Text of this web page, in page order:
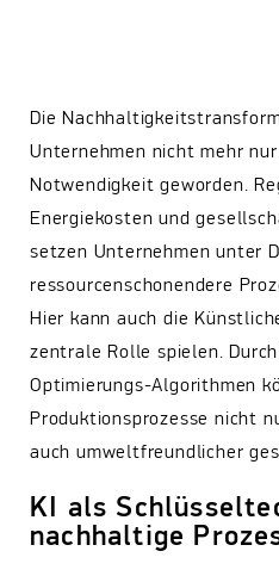
Die
Unternehmen nicht mehr
Notwendigkeit geworden.
Energiekosten und
setzen Unternehmen unter
ressourcenschonendere
Hier kann auch die
zentrale Rolle spielen.
Optimierungs-Algorithmen
Produktionsprozesse nicht
auch umweltfreundlicher
KI als
nachhaltige